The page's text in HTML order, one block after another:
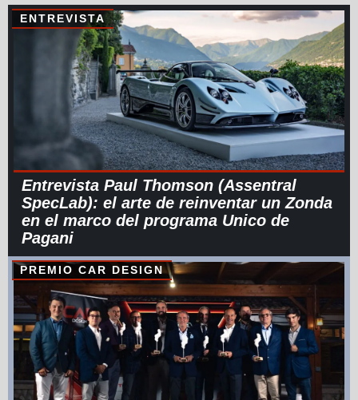
ENTREVISTA
Entrevista Paul Thomson (Assentral
SpecLab): el arte de reinventar un Zonda
en el marco del programa Unico de
Pagani
PREMIO CAR DESIGN